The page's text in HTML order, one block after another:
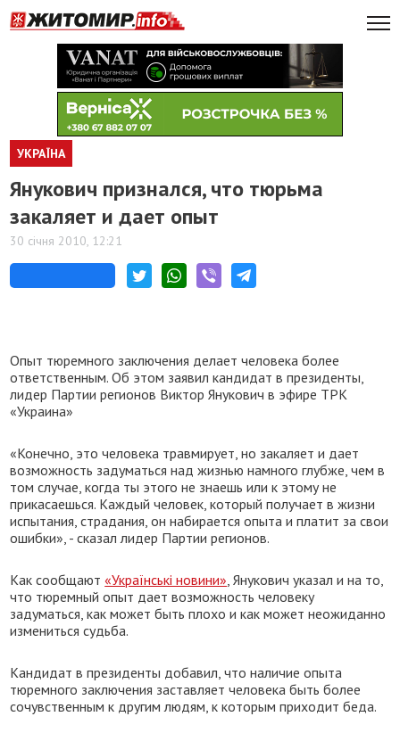
УКРАЇНА
Янукович признался, что тюрьма
закаляет и дает опыт
30 січня 2010, 12:21
Опыт тюремного заключения делает человека более
ответственным. Об этом заявил кандидат в президенты,
лидер Партии регионов Виктор Янукович в эфире ТРК
«Украина»
«Конечно, это человека травмирует, но закаляет и дает
возможность задуматься над жизнью намного глубже, чем в
том случае, когда ты этого не знаешь или к этому не
прикасаешься. Каждый человек, который получает в жизни
испытания, страдания, он набирается опыта и платит за свои
ошибки», - сказал лидер Партии регионов.
Как сообщают«Українські новини», Янукович указал и на то,
что тюремный опыт дает возможность человеку
задуматься, как может быть плохо и как может неожиданно
измениться судьба.
Кандидат в президенты добавил, что наличие опыта
тюремного заключения заставляет человека быть более
сочувственным к другим людям, к которым приходит беда.